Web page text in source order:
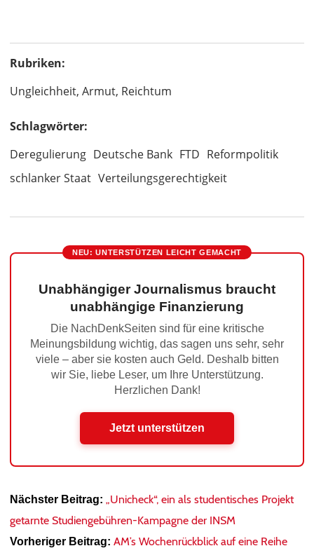
Rubriken:
Ungleichheit, Armut, Reichtum
Schlagwörter:
Deregulierung Deutsche Bank FTD Reformpolitik
schlanker Staat Verteilungsgerechtigkeit
NEU: UNTERSTÜTZEN LEICHT GEMACHT
Unabhängiger Journalismus braucht
unabhängige Finanzierung
Die NachDenkSeiten sind für eine kritische
Meinungsbildung wichtig, das sagen uns sehr, sehr
viele – aber sie kosten auch Geld. Deshalb bitten
wir Sie, liebe Leser, um Ihre Unterstützung.
Herzlichen Dank!
Jetzt unterstützen
Nächster Beitrag: „Unicheck“, ein als studentisches Projekt
getarnte Studiengebühren-Kampagne der INSM
Vorheriger Beitrag: AM’s Wochenrückblick auf eine Reihe